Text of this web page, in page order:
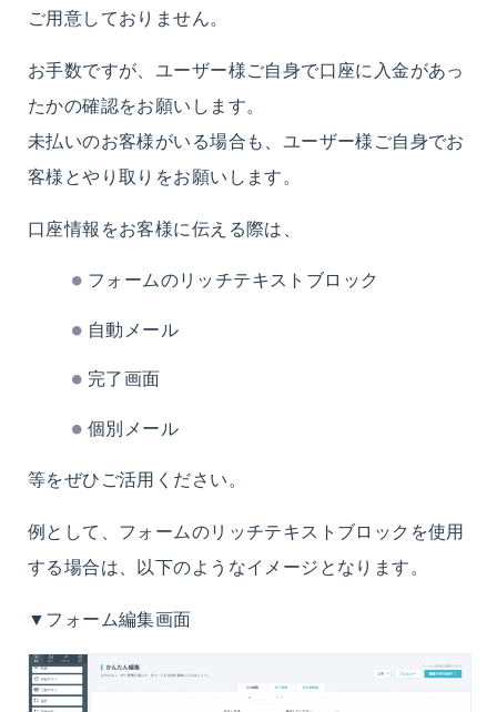
ご用意しておりません。
お手数ですが、ユーザー様ご自身で口座に入金があっ
たかの確認をお願いします。
未払いのお客様がいる場合も、ユーザー様ご自身でお
客様とやり取りをお願いします。
口座情報をお客様に伝える際は、
フォームのリッチテキストブロック
自動メール
完了画面
個別メール
等をぜひご活用ください。
例として、フォームのリッチテキストブロックを使用
する場合は、以下のようなイメージとなります。
▼フォーム編集画面